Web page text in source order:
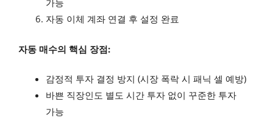
가능
자동 이체 계좌 연결 후 설정 완료
자동 매수의 핵심 장점:
감정적 투자 결정 방지 (시장 폭락 시 패닉 셀 예방)
바쁜 직장인도 별도 시간 투자 없이 꾸준한 투자
가능